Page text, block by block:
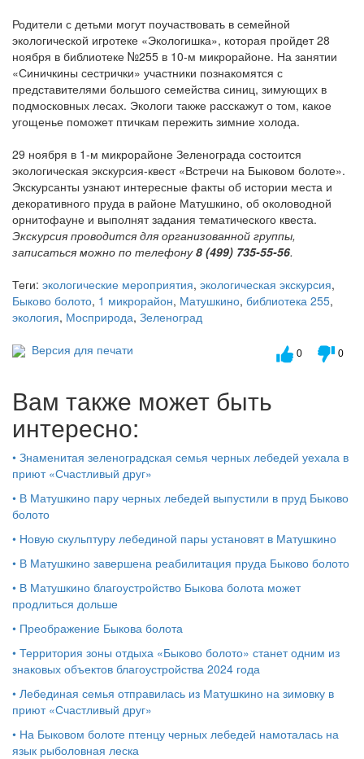
Родители с детьми могут поучаствовать в семейной
экологической игротеке «Экологишка», которая пройдет 28
ноября в библиотеке №255 в 10-м микрорайоне. На занятии
«Синичкины сестрички» участники познакомятся с
представителями большого семейства синиц, зимующих в
подмосковных лесах. Экологи также расскажут о том, какое
угощенье поможет птичкам пережить зимние холода.
29 ноября в 1-м микрорайоне Зеленограда состоится
экологическая экскурсия-квест «Встречи на Быковом болоте».
Экскурсанты узнают интересные факты об истории места и
декоративного пруда в районе Матушкино, об околоводной
орнитофауне и выполнят задания тематического квеста.
Экскурсия проводится для организованной группы,
записаться можно по телефону8 (499) 735-55-56.
Теги: экологические мероприятия, экологическая экскурсия,
Быково болото, 1 микрорайон, Матушкино, библиотека 255,
экология, Мосприрода, Зеленоград
Версия для печати
0 0
Вам также может быть
интересно:
• Знаменитая зеленоградская семья черных лебедей уехала в
приют «Счастливый друг»
• В Матушкино пару черных лебедей выпустили в пруд Быково
болото
• Новую скульптуру лебединой пары установят в Матушкино
• В Матушкино завершена реабилитация пруда Быково болото
• В Матушкино благоустройство Быкова болота может
продлиться дольше
• Преображение Быкова болота
• Территория зоны отдыха «Быково болото» станет одним из
знаковых объектов благоустройства 2024 года
• Лебединая семья отправилась из Матушкино на зимовку в
приют «Счастливый друг»
• На Быковом болоте птенцу черных лебедей намоталась на
язык рыболовная леска